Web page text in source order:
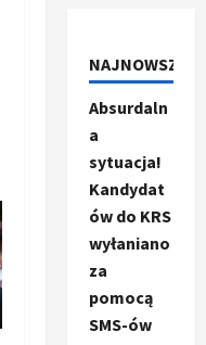
NAJNOWSZE
Absurdaln
a
sytuacja!
Kandydat
ów do KRS
wyłaniano
za
pomocą
SMS-ów